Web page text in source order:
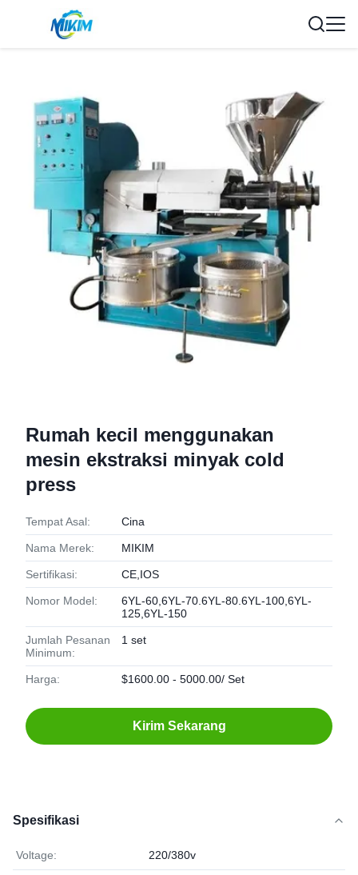
Rumah kecil menggunakan
mesin ekstraksi minyak cold
press
Tempat Asal: Cina
Nama Merek: MIKIM
Sertifikasi: CE,IOS
Nomor Model:
6YL-60,6YL-70.6YL-80.6YL-100,6YL-
125,6YL-150
Jumlah Pesanan
Minimum:
1 set
Harga: $1600.00 - 5000.00/ Set
Kirim Sekarang
Spesifikasi
Voltage: 220/380v